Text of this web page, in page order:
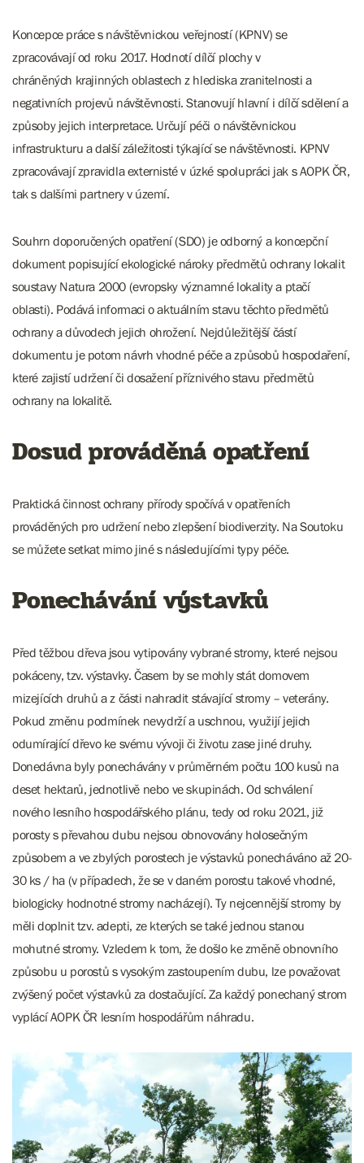
Koncepce práce s návštěvnickou veřejností (KPNV) se
zpracovávají od roku 2017. Hodnotí dílčí plochy v
chráněných krajinných oblastech z hlediska zranitelnosti a
negativních projevů návštěvnosti. Stanovují hlavní i dílčí sdělení a
způsoby jejich interpretace. Určují péči o návštěvnickou
infrastrukturu a další záležitosti týkající se návštěvnosti. KPNV
zpracovávají zpravidla externisté v úzké spolupráci jak s AOPK ČR,
tak s dalšími partnery v území.
Souhrn doporučených opatření (SDO) je odborný a koncepční
dokument popisující ekologické nároky předmětů ochrany lokalit
soustavy Natura 2000 (evropsky významné lokality a ptačí
oblasti). Podává informaci o aktuálním stavu těchto předmětů
ochrany a důvodech jejich ohrožení. Nejdůležitější částí
dokumentu je potom návrh vhodné péče a způsobů hospodaření,
které zajistí udržení či dosažení příznivého stavu předmětů
ochrany na lokalitě.
Dosud prováděná opatření
Praktická činnost ochrany přírody spočívá v opatřeních
prováděných pro udržení nebo zlepšení biodiverzity. Na Soutoku
se můžete setkat mimo jiné s následujícími typy péče.
Ponechávání výstavků
Před těžbou dřeva jsou vytipovány vybrané stromy, které nejsou
pokáceny, tzv. výstavky. Časem by se mohly stát domovem
mizejících druhů a z části nahradit stávající stromy – veterány.
Pokud změnu podmínek nevydrží a uschnou, využijí jejich
odumírající dřevo ke svému vývoji či životu zase jiné druhy.
Donedávna byly ponechávány v průměrném počtu 100 kusů na
deset hektarů, jednotlivě nebo ve skupinách. Od schválení
nového lesního hospodářského plánu, tedy od roku 2021, již
porosty s převahou dubu nejsou obnovovány holosečným
způsobem a ve zbylých porostech je výstavků ponecháváno až 20-
30 ks / ha (v případech, že se v daném porostu takové vhodné,
biologicky hodnotné stromy nacházejí). Ty nejcennější stromy by
měli doplnit tzv. adepti, ze kterých se také jednou stanou
mohutné stromy. Vzledem k tom, že došlo ke změně obnovního
způsobu u porostů s vysokým zastoupením dubu, lze považovat
zvýšený počet výstavků za dostačující. Za každý ponechaný strom
vyplácí AOPK ČR lesním hospodářům náhradu.